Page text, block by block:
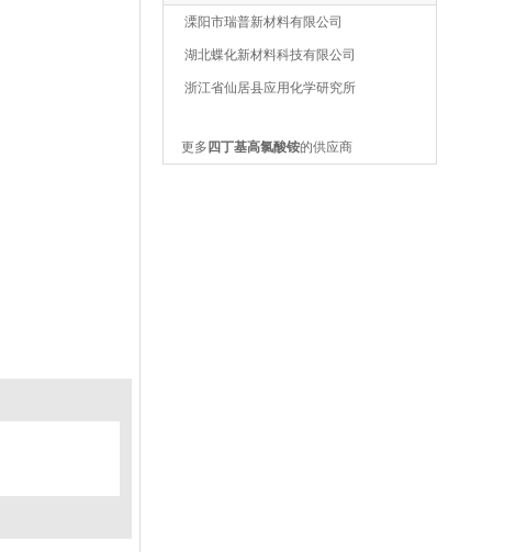
溧阳市瑞普新材料有限公司
湖北蝶化新材料科技有限公司
浙江省仙居县应用化学研究所
更多 四丁基高氯酸铵的供应商